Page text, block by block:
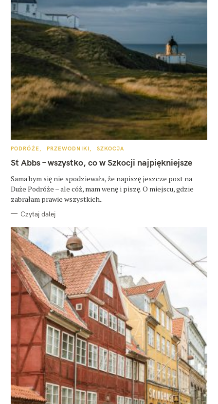
K
T
E
O
R
I
PODRÓŻE PRZEWODNIKI SZKOCJA
St Abbs – wszystko, co w Szkocji najpiękniejsze
Sama bym się nie spodziewała, że napiszę jeszcze post na
Duże Podróże – ale cóż, mam wenę i piszę. O miejscu, gdzie
zabrałam prawie wszystkich..
Czytaj dalej